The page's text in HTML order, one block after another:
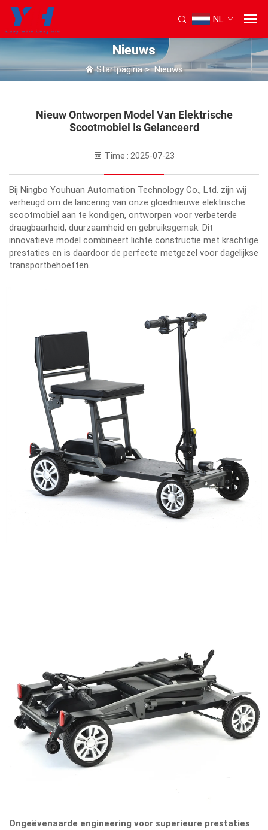
NL
Nieuws
Startpagina>Nieuws
Nieuw Ontworpen Model Van Elektrische
Scootmobiel Is Gelanceerd
Time : 2025-07-23
Bij Ningbo Youhuan Automation Technology Co., Ltd. zijn wij
verheugd om de lancering van onze gloednieuwe elektrische
scootmobiel aan te kondigen, ontworpen voor verbeterde
draagbaarheid, duurzaamheid en gebruiksgemak. Dit
innovatieve model combineert lichte constructie met krachtige
prestaties en is daardoor de perfecte metgezel voor dagelijkse
transportbehoeften.
Ongeëvenaarde engineering voor superieure prestaties